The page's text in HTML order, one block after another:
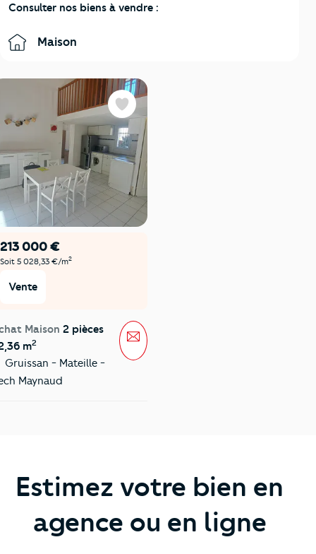
Consulter nos biens à vendre :
Maison
213 000 €
Soit 5 028,33 €/m2
Vente
Maison 2 pièces
m2
Gruissan - Mateille -
Maynaud
Favoris
Message
Estimez votre bien en
agence ou en ligne